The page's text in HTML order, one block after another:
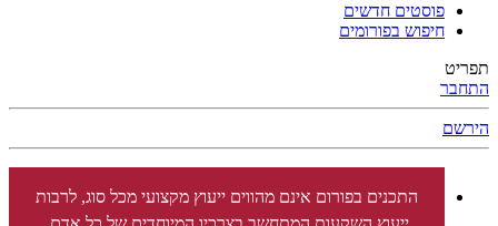
פוסטים חדשים
חיפוש בפורומים
תפריט
התחבר
הירשם
התכנים בפורום אינם מהווים ייעוץ מקצועי מכל סוג, לרבות